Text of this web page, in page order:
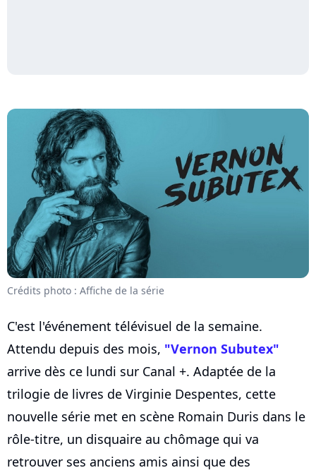
Crédits photo : Affiche de la série
C'est l'événement télévisuel de la semaine.
Attendu depuis des mois, "Vernon Subutex"
arrive dès ce lundi sur Canal +. Adaptée de la
trilogie de livres de Virginie Despentes, cette
nouvelle série met en scène Romain Duris dans le
rôle-titre, un disquaire au chômage qui va
retrouver ses anciens amis ainsi que des